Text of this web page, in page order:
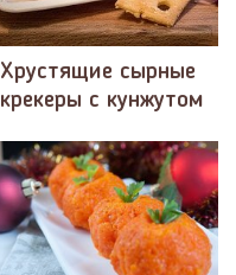
Хрустящие сырные
крекеры с кунжутом